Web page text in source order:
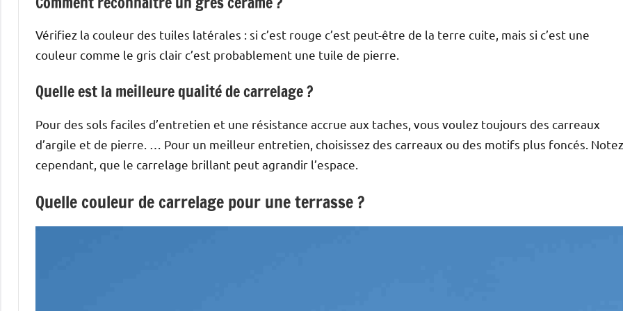
Vérifiez la couleur des tuiles latérales : si c’est rouge c’est peut-être de la terre cuite, mais si c’est une
couleur comme le gris clair c’est probablement une tuile de pierre.
Quelle est la meilleure qualité de carrelage ?
Pour des sols faciles d’entretien et une résistance accrue aux taches, vous voulez toujours des carreaux
d’argile et de pierre. … Pour un meilleur entretien, choisissez des carreaux ou des motifs plus foncés.
cependant, que le carrelage brillant peut agrandir l’espace.
Quelle couleur de carrelage pour une terrasse ?